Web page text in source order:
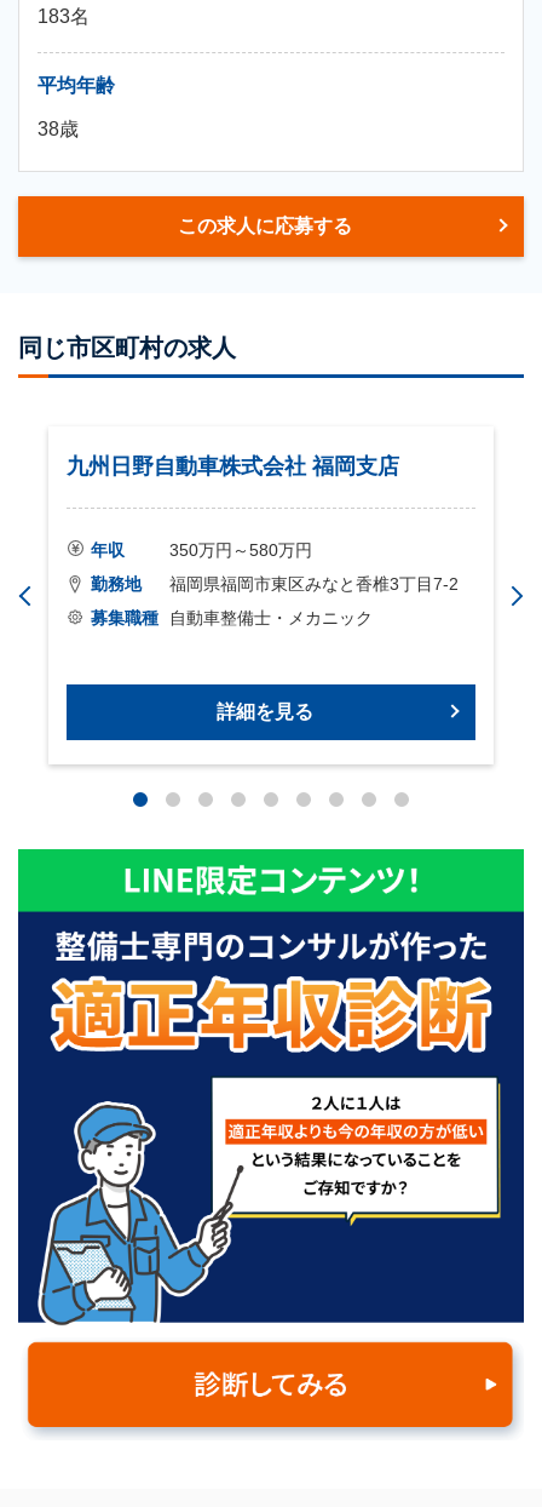
183名
平均年齢
38歳
この求人に応募する
同じ市区町村の求人
九州日野自動車株式会社 福岡支店
年収
350万円～580万円
勤務地
福岡県福岡市東区みなと香椎3丁目7-2
募集職種
自動車整備士・メカニック
詳細を見る